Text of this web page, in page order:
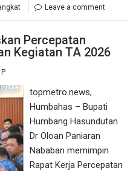
Leave a comment
Percepatan
Kegiatan TA 2026
topmetro.news,
Humbahas – Bupati
Humbang Hasundutan
Dr Oloan Paniaran
Nababan memimpin
Rapat Kerja Percepatan